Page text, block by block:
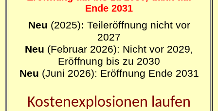
Ende 2031
Neu (2025): Teileröffnung nicht vor
2027
Neu (Februar 2026): Nicht vor 2029,
Eröffnung bis zu 2030
Neu (Juni 2026): Eröffnung Ende 2031
Kostenexplosionen laufen